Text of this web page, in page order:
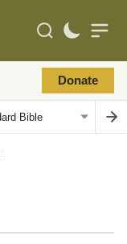
Donate